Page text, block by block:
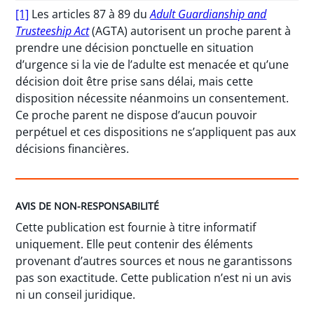
[1] Les articles 87 à 89 duAdult Guardianship and
Trusteeship Act(AGTA) autorisent un proche parent à
prendre une décision ponctuelle en situation
d’urgence si la vie de l’adulte est menacée et qu’une
décision doit être prise sans délai, mais cette
disposition nécessite néanmoins un consentement.
Ce proche parent ne dispose d’aucun pouvoir
perpétuel et ces dispositions ne s’appliquent pas aux
décisions financières.
AVIS DE NON-RESPONSABILITÉ
Cette publication est fournie à titre informatif
uniquement. Elle peut contenir des éléments
provenant d’autres sources et nous ne garantissons
pas son exactitude. Cette publication n’est ni un avis
ni un conseil juridique.